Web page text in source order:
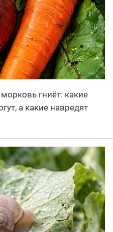
гниёт: какие
а какие навредят